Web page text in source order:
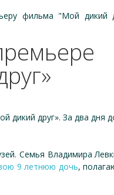
фильма "Мой дикий
дикий друг». За два дня
Семья Владимира
9 летнюю дочь,